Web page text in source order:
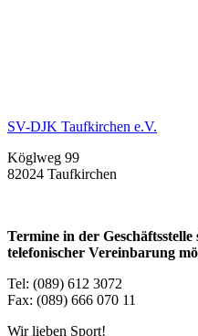
SV-DJK Taufkirchen e.V.
Köglweg 99
82024 Taufkirchen
Termine in der
telefonischer Vereinbarung
Tel: (089) 612 3072
Fax: (089) 666 070 11
Wir lieben Sport!